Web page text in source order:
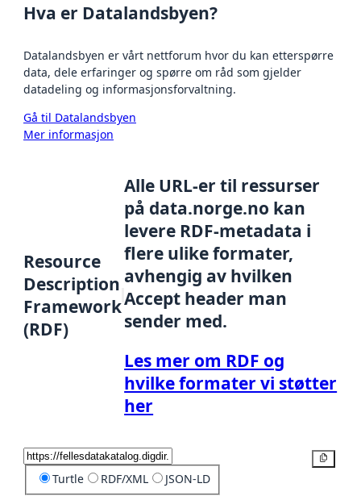
Hva er Datalandsbyen?
Datalandsbyen er vårt nettforum hvor du kan etterspørre
data, dele erfaringer og spørre om råd som gjelder
datadeling og informasjonsforvaltning.
Gå til Datalandsbyen
Mer informasjon
Resource
Description
Framework
(RDF)
Alle URL-er til ressurser
på data.norge.no kan
levere RDF-metadata i
flere ulike formater,
avhengig av hvilken
Accept header man
sender med.
Les mer om RDF og
hvilke formater vi støtter
her
Turtle RDF/XML JSON-LD